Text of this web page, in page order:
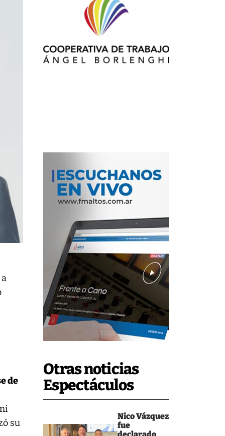
Otras noticias
Espectáculos
Nico Vázquez
fue
de
su